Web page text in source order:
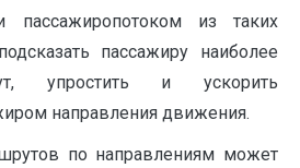
пассажиропотоком из таких
пассажиру наиболее
упростить и ускорить
направления движения.
по направлениям может